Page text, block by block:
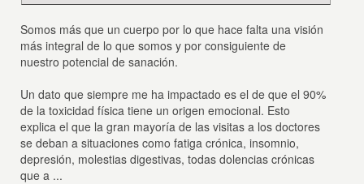
Somos más que un cuerpo por lo que hace falta una visión
más integral de lo que somos y por consiguiente de
nuestro potencial de sanación.
Un dato que siempre me ha impactado es el de que el 90%
de la toxicidad física tiene un origen emocional. Esto
explica el que la gran mayoría de las visitas a los doctores
se deban a situaciones como fatiga crónica, insomnio,
depresión, molestias digestivas, todas dolencias crónicas
que a ...